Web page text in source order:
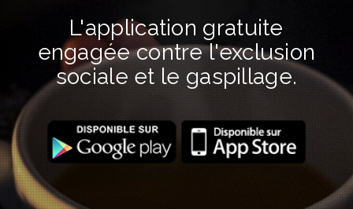
L'application gratuite
engagée contre l'exclusion
sociale et le gaspillage.